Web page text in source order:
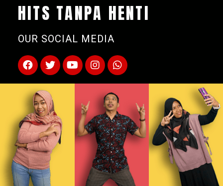
HITS TANPA HENTI
OUR SOCIAL MEDIA